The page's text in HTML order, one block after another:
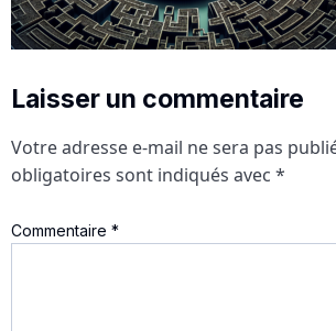
Laisser un commentaire
Votre adresse e-mail ne sera pas
obligatoires sont indiqués avec *
Commentaire *